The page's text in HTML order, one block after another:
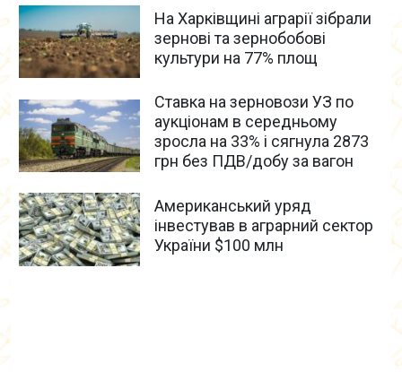
На Харківщині аграрії зібрали
зернові та зернобобові
культури на 77% площ
Ставка на зерновози УЗ по
аукціонам в середньому
зросла на 33% і сягнула 2873
грн без ПДВ/добу за вагон
Американський уряд
інвестував в аграрний сектор
України $100 млн